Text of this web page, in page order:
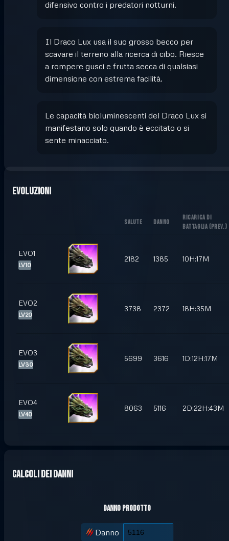
difensivo contro i predatori notturni.
Il Draco Lux usa il suo grosso becco per
scavare il terreno alla ricerca di cibo. Riesce
a rompere gusci e frutta secca di qualsiasi
dimensione con estrema facilità.
Le capacità bioluminescenti del Draco Lux si
manifestano solo quando è eccitato o si
sente minacciato.
Evoluzioni
SALUTE DANNO
RICARICA DI
BATTAGLIA (PREV.)
EVO1
LV10
2182 1385 10H:17M
EVO2
LV20
3738 2372 18H:35M
EVO3
LV30
5699 3616 1D:12H:17M
EVO4
LV40
8063 5116 2D:22H:43M
Calcoli dei danni
Danno prodotto
Danno